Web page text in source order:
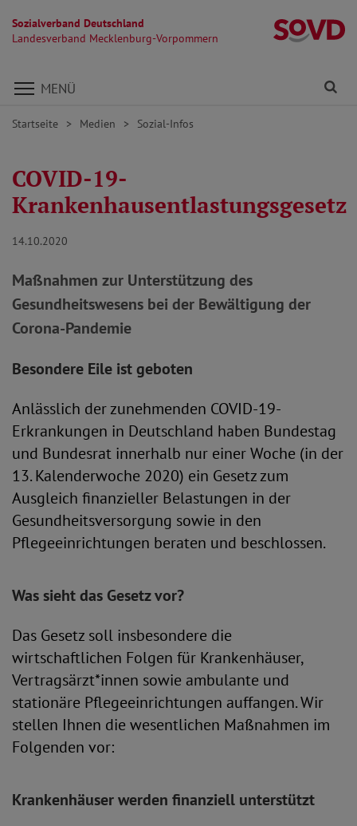
Sozialverband Deutschland
Landesverband Mecklenburg-Vorpommern
Direkt zu den Inhalten springen
MENÜ
Startseite Medien Sozial-Infos
COVID-19-
Krankenhausentlastungsgesetz
14.10.2020
Maßnahmen zur Unterstützung des
Gesundheitswesens bei der Bewältigung der
Corona-Pandemie
Besondere Eile ist geboten
Anlässlich der zunehmenden COVID-19-
Erkrankungen in Deutschland haben Bundestag
und Bundesrat innerhalb nur einer Woche (in der
13. Kalenderwoche 2020) ein Gesetz zum
Ausgleich finanzieller Belastungen in der
Gesundheitsversorgung sowie in den
Pflegeeinrichtungen beraten und beschlossen.
Was sieht das Gesetz vor?
Das Gesetz soll insbesondere die
wirtschaftlichen Folgen für Krankenhäuser,
Vertragsärzt*innen sowie ambulante und
stationäre Pflegeeinrichtungen auffangen. Wir
stellen Ihnen die wesentlichen Maßnahmen im
Folgenden vor:
Krankenhäuser werden finanziell unterstützt